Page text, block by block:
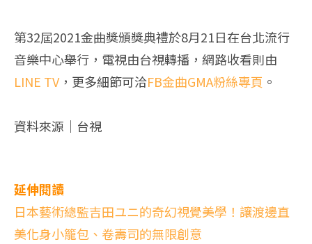
第32屆2021金曲獎頒獎典禮於8月21日在台北流行
音樂中心舉行，電視由台視轉播，網路收看則由
LINE TV，更多細節可洽FB金曲GMA粉絲專頁 。
資料來源｜台視
延伸閱讀
日本藝術總監吉田ユニ的奇幻視覺美學！讓渡邊直
美化身小籠包、卷壽司的無限創意